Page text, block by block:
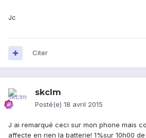
Jc
Citer
skclm
Posté(e) 18 avril 2015
J ai remarqué ceci sur mon phone mais
affecte en rien la batterie! 1%sur 10h00